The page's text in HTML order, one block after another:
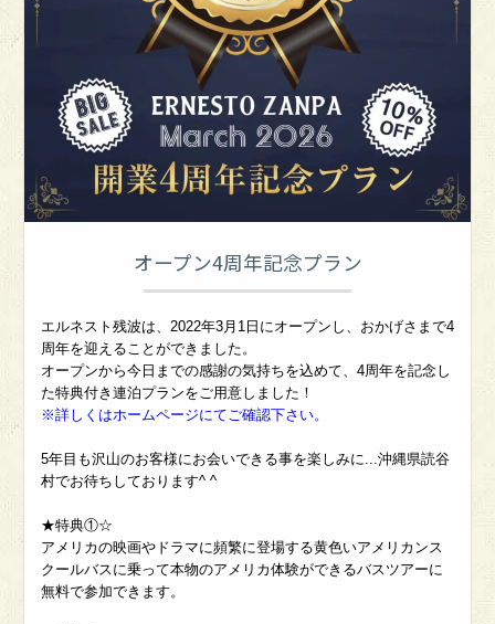
オープン4周年記念プラン
エルネスト残波は、2022年3月1日にオープンし、おかげさまで4
周年を迎えることができました。
オープンから今日までの感謝の気持ちを込めて、4周年を記念し
た特典付き連泊プランをご用意しました！
※詳しくはホームページにてご確認下さい。
5年目も沢山のお客様にお会いできる事を楽しみに...沖縄県読谷
村でお待ちしております^ ^
★特典①☆
アメリカの映画やドラマに頻繁に登場する黄色いアメリカンス
クールバスに乗って本物のアメリカ体験ができるバスツアーに
無料で参加できます。